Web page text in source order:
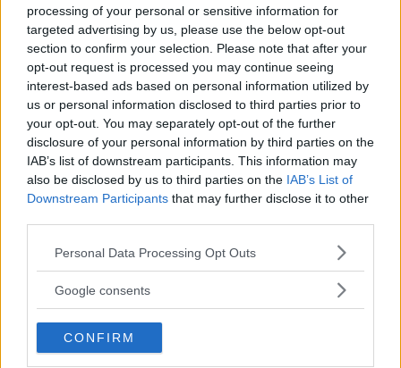
processing of your personal or sensitive information for
targeted advertising by us, please use the below opt-out
section to confirm your selection. Please note that after your
opt-out request is processed you may continue seeing
interest-based ads based on personal information utilized by
us or personal information disclosed to third parties prior to
your opt-out. You may separately opt-out of the further
disclosure of your personal information by third parties on the
IAB’s list of downstream participants. This information may
also be disclosed by us to third parties on the IAB’s List of
Downstream Participants that may further disclose it to other
Please note that this website/app uses one or more Google
not limited to your visit or usage behaviour. You may click to
use your data for below specified purposes in below Google
consent section.
Personal Data Processing Opt Outs
Google consents
CONFIRM
OM System lanserar
gratislån av kameror &
objektiv i Sverige
OM System lanserar nu "Test & Wow"-
programmet i Sverige, vilket gör det möjligt
att låna hem kameror och objektiv under fem
dagar för att se hur utrustningen passar dina
behov.